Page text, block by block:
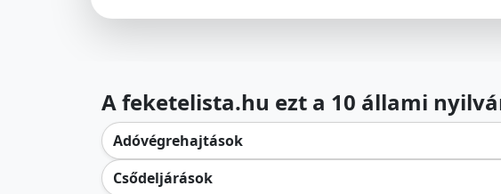
A feketelista.hu ezt a 10 állami
Adóvégrehajtások
Csődeljárások